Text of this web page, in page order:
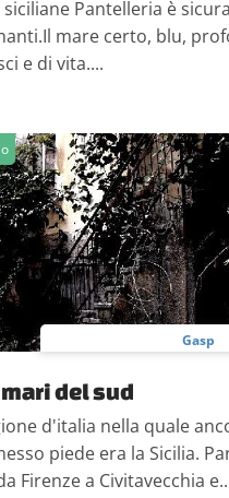
siciliane Pantelleria è
mare certo, blu,
e di vita....
Gasp
del sud
d'italia nella quale
piede era la Sicilia.
Firenze a Civitavecchia